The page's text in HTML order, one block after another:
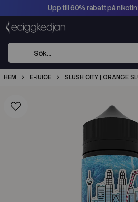
Upp till60% rabatt på
HEM E-JUICE SLUSH CITY | ORANGE